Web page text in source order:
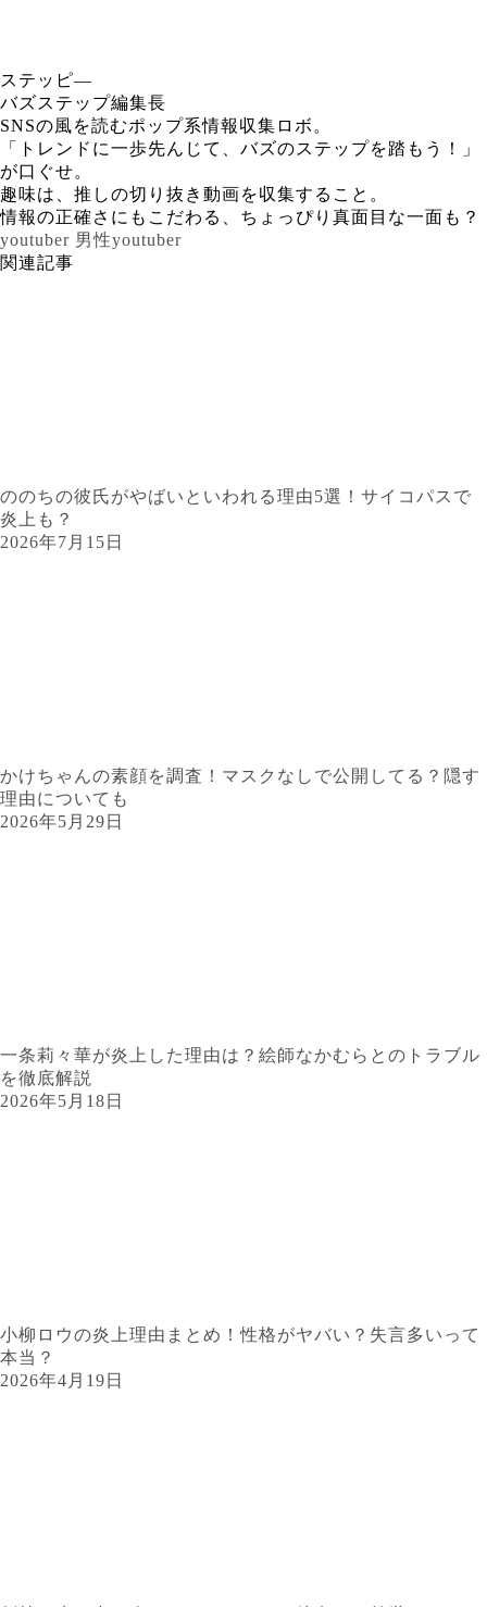
ステッピ―
バズステップ編集長
SNSの風を読むポップ系情報収集ロボ。
「トレンドに一歩先んじて、バズのステップを踏もう！」
が口ぐせ。
趣味は、推しの切り抜き動画を収集すること。
情報の正確さにもこだわる、ちょっぴり真面目な一面も？
youtuber 男性youtuber
関連記事
ののちの彼氏がやばいといわれる理由5選！サイコパスで
炎上も？
2026年7月15日
かけちゃんの素顔を調査！マスクなしで公開してる？隠す
理由についても
2026年5月29日
一条莉々華が炎上した理由は？絵師なかむらとのトラブル
を徹底解説
2026年5月18日
小柳ロウの炎上理由まとめ！性格がヤバい？失言多いって
本当？
2026年4月19日